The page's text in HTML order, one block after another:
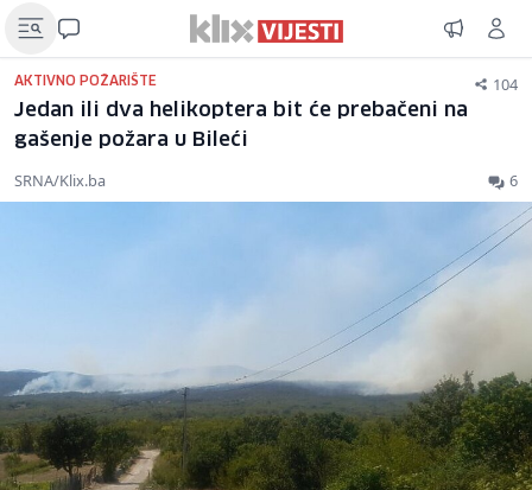
AKTIVNO POŽARIŠTE 104
Jedan ili dva helikoptera bit će prebačeni na
gašenje požara u Bileći
SRNA/Klix.ba 6